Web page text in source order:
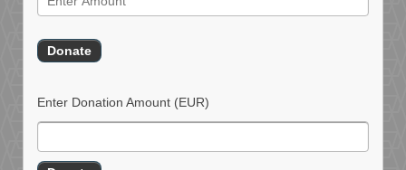
Enter Donation Amount (EUR)